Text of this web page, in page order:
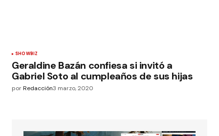
SHOWBIZ
Geraldine Bazán confiesa si invitó a
Gabriel Soto al cumpleaños de sus hijas
porRedacción3 marzo, 2020